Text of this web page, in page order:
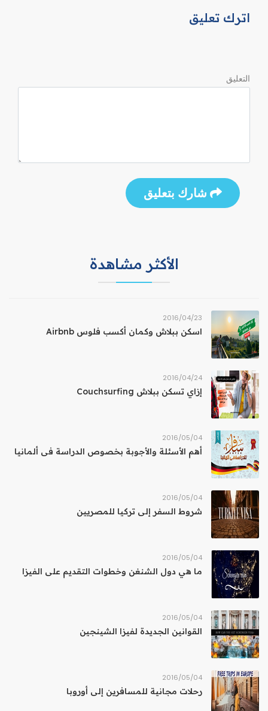
اترك تعليق
التعليق
شارك بتعليق
الأكثر مشاهدة
23‏/04‏/2016
اسكن ببلاش وكمان أكسب فلوس Airbnb
24‏/04‏/2016
إزاي تسكن ببلاش Couchsurfing
04‏/05‏/2016
أهم الأسئلة والأجوبة بخصوص الدراسة فى ألمانيا
04‏/05‏/2016
شروط السفر إلى تركيا للمصريين
04‏/05‏/2016
ما هي دول الشنغن وخطوات التقديم على الفيزا
04‏/05‏/2016
القوانين الجديدة لفيزا الشينجين
04‏/05‏/2016
رحلات مجانية للمسافرين إلى أوروبا